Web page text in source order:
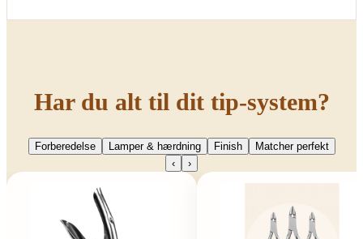
Har du alt til dit tip-system?
Forberedelse Lamper & hærdning Finish
Matcher perfekt
‹
›